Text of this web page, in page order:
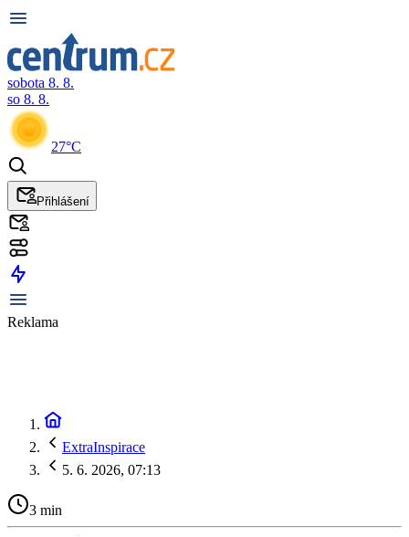
sobota 8. 8.
so 8. 8.
27°C
Přihlášení
Reklama
ExtraInspirace
5. 6. 2026, 07:13
3 min